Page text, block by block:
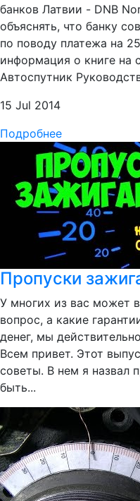
банков Латвии - DNB
объяснять, что банку
по поводу платежа на
информация о книге на
Автоспутник
15 Jul 2014
Подробнее
Пропуски
У многих из вас может
вопрос, а какие
денег, мы
Всем привет. Этот
советы. В нем я назвал
быть...